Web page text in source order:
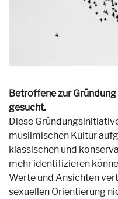
Betroffene zur
gesucht.
Diese
muslimischen Kultur
klassischen und
mehr identifizieren
Werte und Ansichten
sexuellen Orientierung